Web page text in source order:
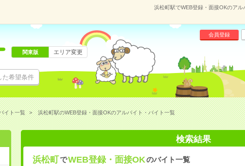
浜松町駅でWEB登録・面接OKのア
た希望条件
会員登録
関東版 エリア変更
イト一覧 浜松町駅のWEB登録・面接OKのアルバイト・バイト一覧
検索結果
浜松町でWEB登録・面接OKのバイト一覧